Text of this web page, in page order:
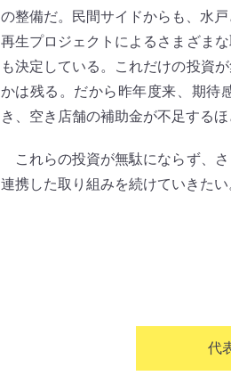
の整備だ。民間サイドからも、水戸
再生プロジェクトによるさまざま
も決定している。これだけの投資
かは残る。だから昨年度来、期待
き、空き店舗の補助金が不足するほ
これらの投資が無駄にならず、
連携した取り組みを続けていきたい
代